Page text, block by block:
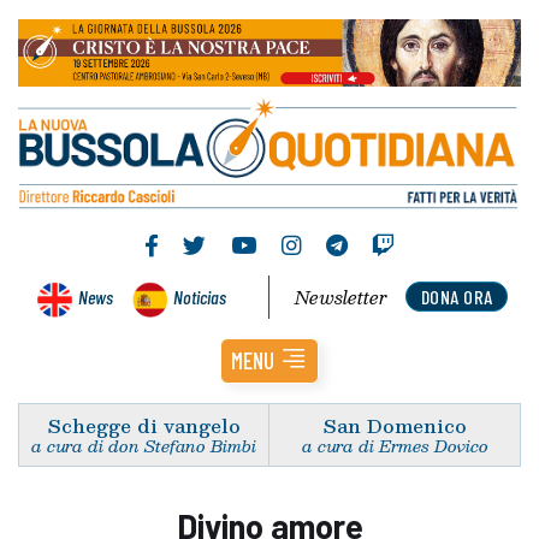
News Noticias DONA ORA
Newsletter
MENU
Schegge di vangelo
a cura di don Stefano Bimbi
San Domenico
a cura di Ermes Dovico
Divino amore